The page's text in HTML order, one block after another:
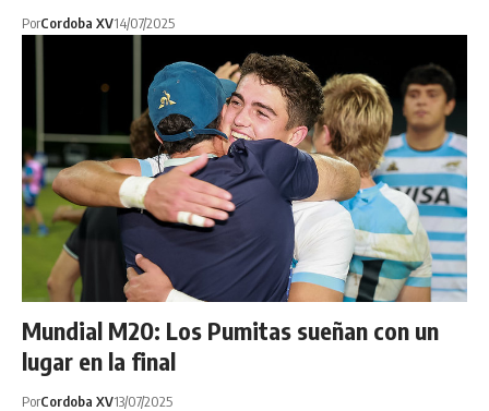
PorCordoba XV14/07/2025
Mundial M20: Los Pumitas sueñan con un
lugar en la final
PorCordoba XV13/07/2025